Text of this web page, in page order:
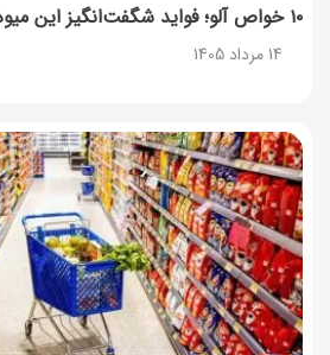
۱۰ خواص آلو؛ فواید شگفت‌انگیز این میوه برای سلامت بدن
14 مرداد 1405